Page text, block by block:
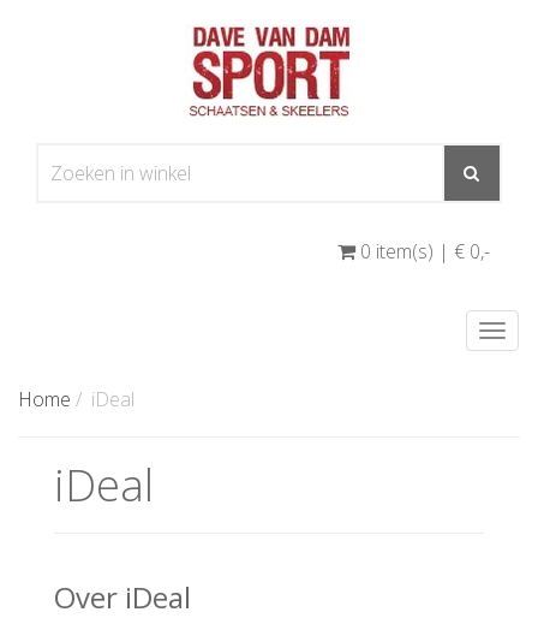
0 item(s) | € 0,-
Home / iDeal
iDeal
Over iDeal